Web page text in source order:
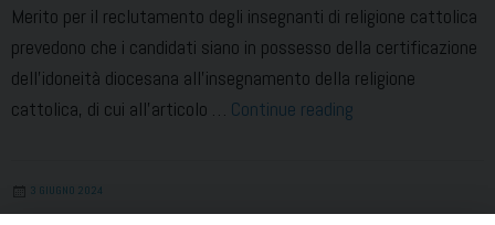
Merito per il reclutamento degli insegnanti di religione cattolica
prevedono che i candidati siano in possesso della certificazione
dell’idoneità diocesana all’insegnamento della religione
cattolica, di cui all’articolo … Continue reading
3 GIUGNO 2024